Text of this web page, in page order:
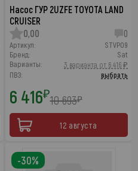
Насос ГУР 2UZFE TOYOTA LAND
CRUISER
0,00
0
Артикул:
STVP09
Бренд:
Sat
Варианты:
3 варианта от 6 416 ₽
ПВЗ:
выбрать
6 416₽10 693₽
12 августа
-30%